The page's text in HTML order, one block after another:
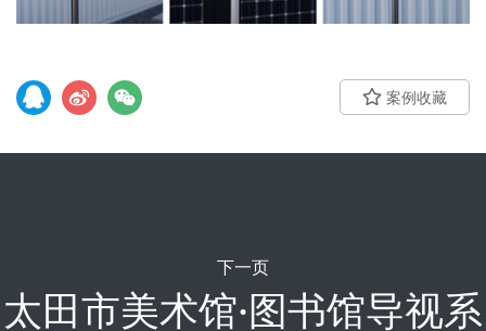
案例收藏
下一页
太田市美术馆·图书馆导视系